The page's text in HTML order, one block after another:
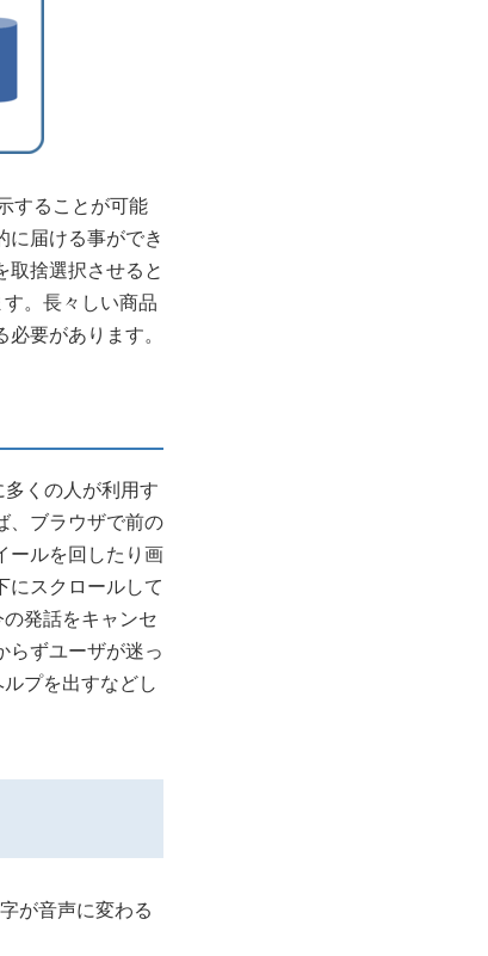
することが可能
に届ける事ができ
取捨選択させると
。長々しい商品
要があります。
くの人が利用す
、ブラウザで前の
ールを回したり画
にスクロールして
発話をキャンセ
らずユーザが迷っ
プを出すなどし
が音声に変わる